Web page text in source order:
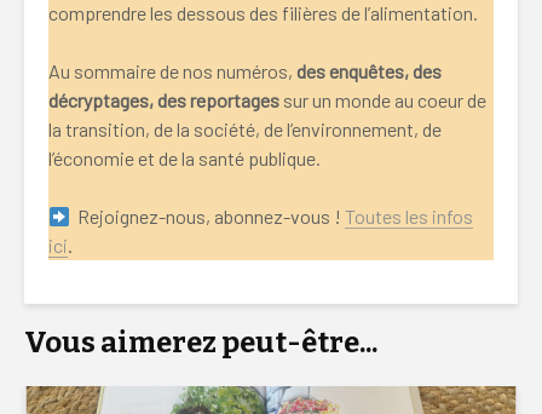
comprendre les dessous des filières de l’alimentation.
Au sommaire de nos numéros, des enquêtes, des
décryptages, des reportages sur un monde au coeur de
la transition, de la société, de l’environnement, de
l’économie et de la santé publique.
Rejoignez-nous, abonnez-vous !Toutes les infos
ici.
Vous aimerez peut-être...